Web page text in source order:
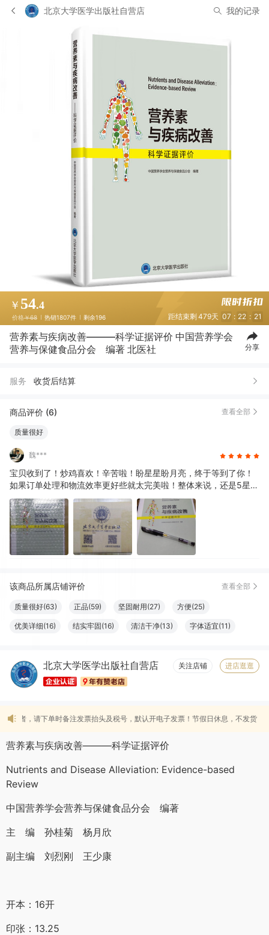
北京大学医学出版社自营店 我的记录
有 1 人正在浏览此商品
￥ 54.4
价格￥68 热销1807件 剩余196 距结束剩 479天 07 : 22 : 21
营养素与疾病改善———科学证据评价 中国营养学会
营养与保健食品分会 编著 北医社
分享
服务 收货后结算
商品评价 (6) 查看全部
质量很好
魏***
宝贝收到了！炒鸡喜欢！辛苦啦！盼星星盼月亮，终于等到了你！
如果订单处理和物流效率更好些就太完美啦！整体来说，还是5星好
评(o^^o)
该商品所属店铺评价 查看全部
质量很好(63) 正品(59) 坚固耐用(27) 方便(25)
优美详细(16) 结实牢固(16) 清洁干净(13) 字体适宜(11)
物流很快(8) 大小合适(8) 触感良好(8) 服务周到(7)
纸张精良(6)
北京大学医学出版社自营店 关注店铺 进店逛逛
，请下单时备注发票抬头及税号，默认开电子发票！节假日休息，不发货。
营养素与疾病改善———科学证据评价
Nutrients and Disease Alleviation: Evidence-based
Review
中国营养学会营养与保健食品分会 编著
主 编 孙桂菊 杨月欣
副主编 刘烈刚 王少康
开本：16开
印张：13.25